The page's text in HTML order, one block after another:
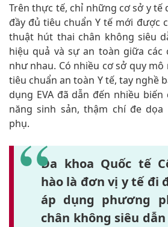
Trên thực tế, chỉ những cơ sở y tế
đầy đủ tiêu chuẩn Y tế mới được
thuật hút thai chân không siêu
hiệu quả và sự an toàn giữa
như nhau. Có nhiều cơ sở quy
tiêu chuẩn an toàn Y tế, tay nghề
dụng EVA đã dẫn đến nhiều
năng sinh sản, thậm chí đe
phụ.
Đa khoa Quốc tế
hào là đơn vị y tế đi
áp dụng phương
chân không siêu